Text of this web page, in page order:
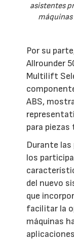
asistentes
Por su
Allrounder
Multilift
ABS,
para piezas
Durante
los
del nuevo
que
facilitar la
máquinas